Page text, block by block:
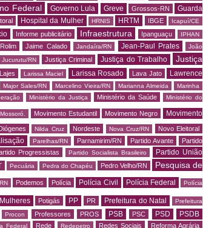
Federal Governo Lula Greve Grossos-RN
Guarda
Hospital da Mulher HRNIS HRTM IBGE Icapuí/CE
Informe publicitário Infraestrutura Ipanguaçu IPHAN
Jaime Calado Jandaíra/RN Jean-Paul Prates
João
Jucurutu/RN Justiça Criminal Justiça do Trabalho
Justiça
Lajes Larissa Maciel Larissa Rosado Lava Jato
Lawrence
Major Sales/RN Marcelino Vieira/RN Marianna Almeida Marinha
Ministério da Justiça Ministério da Saúde Ministério do
Mossoró. Movimento Estudantil Movimento Negro
Movimento
Nilda Cruz Nordeste Nova Cruz/RN Novo Eleitoral
Parelhas/RN Parnamirim/RN Partido Avante
Partido
Progressistas Partido Socialista Brasileiro
Partido União
Pecuária Pedra do Chapéu Pedro Velho/RN
Pesquisa de
Podemos Polícia Polícia Civil Polícia Federal Polícia
Potigás PP PR Prefeitura do Natal
Prefeitura
Procon Professores PROS PSB PSC PSD PSDB
Federal Rede Redepetro Redes Sociais Reforma Agrária